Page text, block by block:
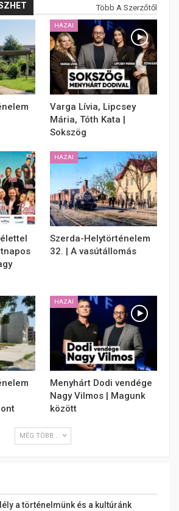
Több A Szerzőtől
HAZAI
Varga Lívia, Lipcsey
Mária, Tóth Kata |
Sokszög
HAZAI
Szerda-Helytörténelem
32. | A vasútállomás
HAZAI
Menyhárt Dodi vendége
Nagy Vilmos | Magunk
között
MÉG TÖBB...
a történelmünk és a kultúránk